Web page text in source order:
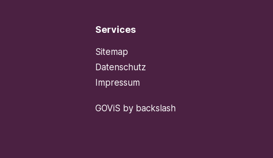
Services
Sitemap
Datenschutz
Impressum
GOViS by backslash